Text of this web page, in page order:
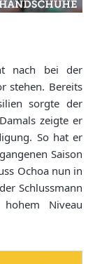
nach bei der
stehen. Bereits
sorgte der
zeigte er
So hat er
Saison
Ochoa nun in
Schlussmann
Niveau